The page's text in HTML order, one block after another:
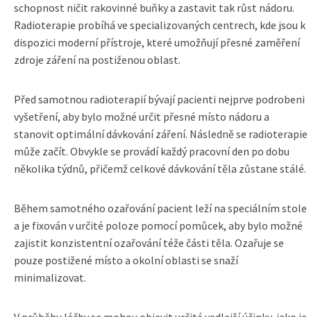
schopnost ničit rakovinné buňky a zastavit tak růst nádoru.
Radioterapie probíhá ve specializovaných centrech, kde jsou k
dispozici moderní přístroje, které umožňují přesné zaměření
zdroje záření na postiženou oblast.
Před samotnou radioterapií bývají pacienti nejprve podrobeni
vyšetření, aby bylo možné určit přesné místo nádoru a
stanovit optimální dávkování záření. Následně se radioterapie
může začít. Obvykle se provádí každý pracovní den po dobu
několika týdnů, přičemž celkové dávkování těla zůstane stálé.
Během samotného ozařování pacient leží na speciálním stole
a je fixován v určité poloze pomocí pomůcek, aby bylo možné
zajistit konzistentní ozařování téže části těla. Ozařuje se
pouze postižené místo a okolní oblasti se snaží
minimalizovat.